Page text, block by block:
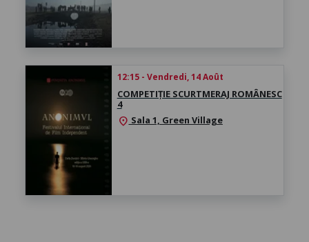
12:15 - Vendredi, 14 Août
COMPETIȚIE SCURTMERAJ ROMÂNESC
4
location_on Sala 1, Green Village